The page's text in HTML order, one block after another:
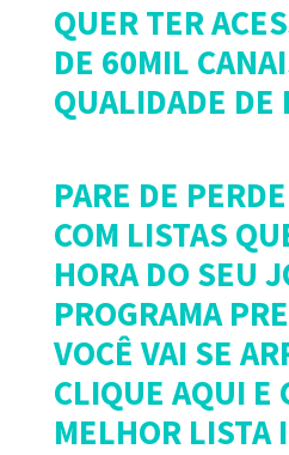
QUER TER
DE 60MIL
QUALIDADE DE
PARE DE
COM LISTAS
HORA DO SEU
PROGRAMA
VOCÊ VAI SE
CLIQUE AQUI E
MELHOR LISTA